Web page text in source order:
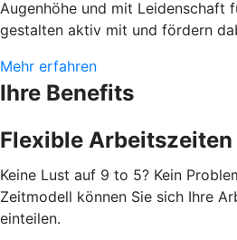
Augenhöhe und mit Leidenschaft
gestalten aktiv mit und fördern
Mehr erfahren
Ihre Benefits
Flexible Arbeitszeiten
Keine Lust auf 9 to 5? Kein
Zeitmodell können Sie sich Ihre
einteilen.